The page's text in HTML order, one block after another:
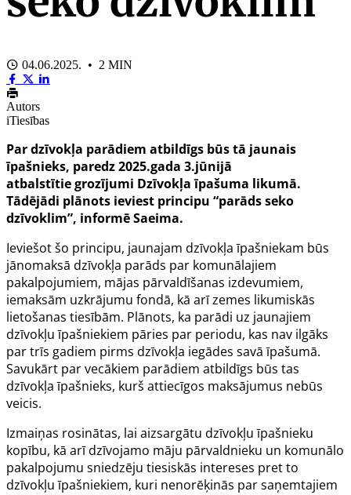
04.06.2025. • 2 MIN
Autors
iTiesības
Par dzīvokļa parādiem atbildīgs būs tā jaunais
īpašnieks, paredz 2025.gada 3.jūnijā
atbalstītie grozījumi Dzīvokļa īpašuma likumā.
Tādējādi plānots ieviest principu “parāds seko
dzīvoklim”, informē Saeima.
Ieviešot šo principu, jaunajam dzīvokļa īpašniekam būs
jānomaksā dzīvokļa parāds par komunālajiem
pakalpojumiem, mājas pārvaldīšanas izdevumiem,
iemaksām uzkrājumu fondā, kā arī zemes likumiskās
lietošanas tiesībām. Plānots, ka parādi uz jaunajiem
dzīvokļu īpašniekiem pāries par periodu, kas nav ilgāks
par trīs gadiem pirms dzīvokļa iegādes savā īpašumā.
Savukārt par vecākiem parādiem atbildīgs būs tas
dzīvokļa īpašnieks, kurš attiecīgos maksājumus nebūs
veicis.
Izmaiņas rosinātas, lai aizsargātu dzīvokļu īpašnieku
kopību, kā arī dzīvojamo māju pārvaldnieku un komunālo
pakalpojumu sniedzēju tiesiskās intereses pret to
dzīvokļu īpašniekiem, kuri nenorēķinās par saņemtajiem